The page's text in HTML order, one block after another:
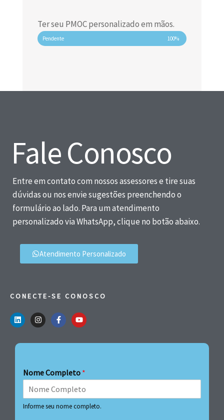
Ter seu PMOC personalizado em mãos.
Pendente 100%
Fale Conosco
Entre em contato com nossos assessores e tire suas
dúvidas ou nos envie sugestões preenchendo o
formulário ao lado. Para um atendimento
personalizado via WhatsApp, clique no botão abaixo.
Atendimento Personalizado
CONECTE-SE CONOSCO
Nome Completo *
Informe seu nome completo.